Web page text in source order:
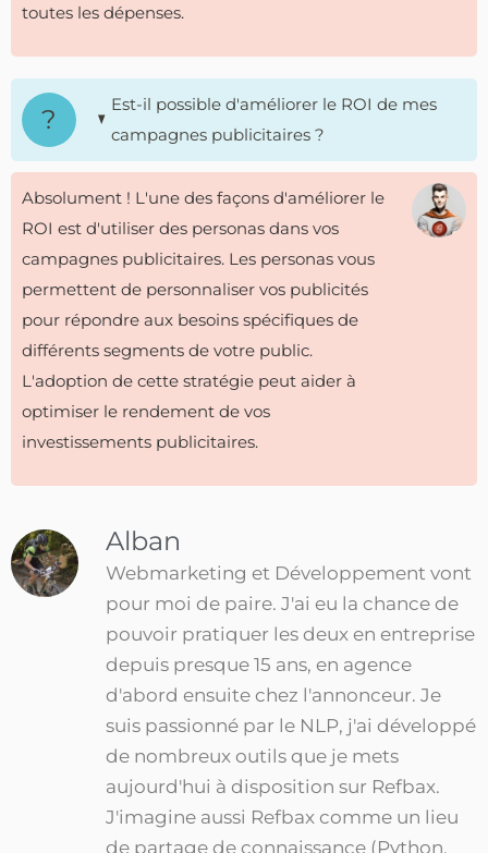
toutes les dépenses.
Est-il possible d'améliorer le ROI de mes
campagnes publicitaires ?
Absolument ! L'une des façons d'améliorer le
ROI est d'utiliser des personas dans vos
campagnes publicitaires. Les personas vous
permettent de personnaliser vos publicités
pour répondre aux besoins spécifiques de
différents segments de votre public.
L'adoption de cette stratégie peut aider à
optimiser le rendement de vos
investissements publicitaires.
Alban
Webmarketing et Développement vont
pour moi de paire. J'ai eu la chance de
pouvoir pratiquer les deux en entreprise
depuis presque 15 ans, en agence
d'abord ensuite chez l'annonceur. Je
suis passionné par le NLP, j'ai développé
de nombreux outils que je mets
aujourd'hui à disposition sur Refbax.
J'imagine aussi Refbax comme un lieu
de partage de connaissance (Python,